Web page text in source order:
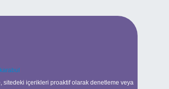
sitedeki içerikleri proaktif olarak denetleme veya